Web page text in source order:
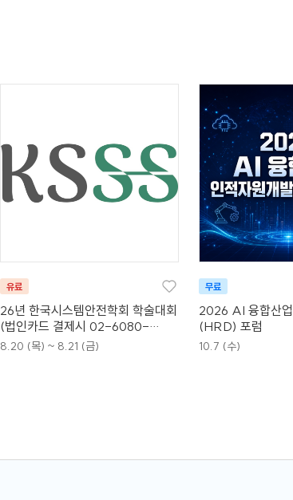
유료
26년 한국시스템안전학회 학술대회
(법인카드 결제시 02-6080-
5579로 연락바랍니다)
8.20 (목) ~ 8.21 (금)
무료
2026 AI 융합산
(HRD) 포럼
10.7 (수)